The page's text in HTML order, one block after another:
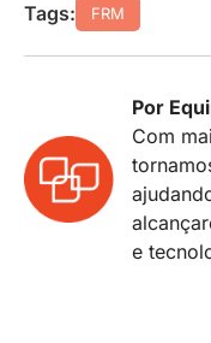
Tags: FRM
Por
Com
e